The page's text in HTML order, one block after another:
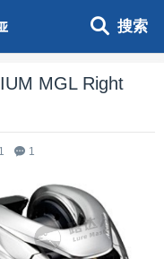
搜索
MGL Right
1